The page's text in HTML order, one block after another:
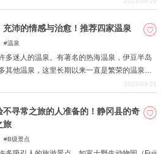
指南，品尝具有静冈代表性的茶。
充沛的情感与治愈！推荐四家温泉
温泉
多迷人的温泉。有著名的热海温泉，伊豆半岛
其他温泉，这里长期以来一直是繁荣的温泉胜
慕名而来，因为这里有动人的街景、风景和美
2023-09-21
不寻常之旅的人准备的！静冈县的奇
旅
B级景点